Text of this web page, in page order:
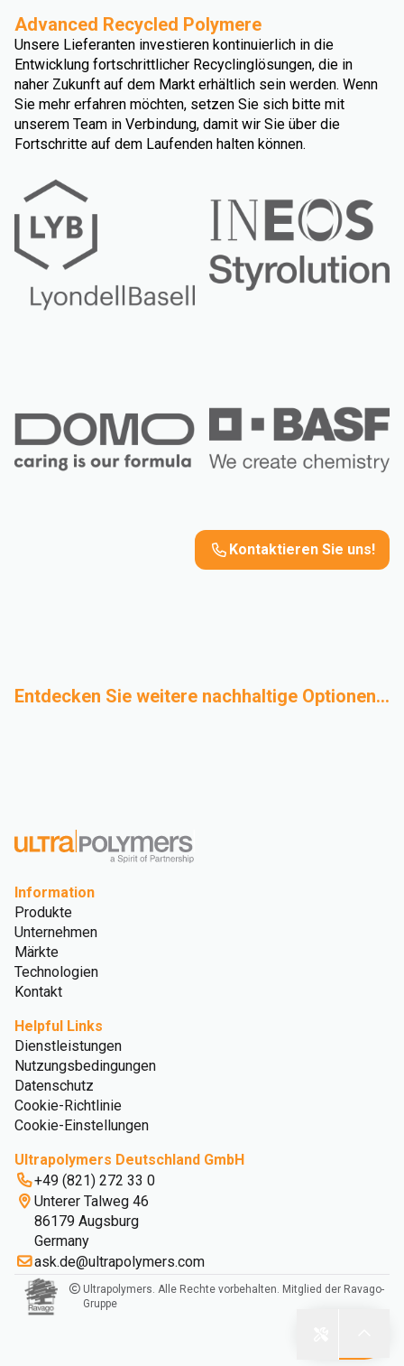
Advanced Recycled Polymere
Unsere Lieferanten investieren kontinuierlich in die
Entwicklung fortschrittlicher Recyclinglösungen, die in
naher Zukunft auf dem Markt erhältlich sein werden. Wenn
Sie mehr erfahren möchten, setzen Sie sich bitte mit
unserem Team in Verbindung, damit wir Sie über die
Fortschritte auf dem Laufenden halten können.
Kontaktieren Sie uns!
Entdecken Sie weitere nachhaltige Optionen...
Information
Produkte
Unternehmen
Märkte
Technologien
Kontakt
Helpful Links
Dienstleistungen
Nutzungsbedingungen
Datenschutz
Cookie-Richtlinie
Cookie-Einstellungen
Ultrapolymers Deutschland GmbH
+49 (821) 272 33 0
Unterer Talweg 46
86179 Augsburg
Germany
ask.de@ultrapolymers.com
Ultrapolymers. Alle Rechte vorbehalten. Mitglied der Ravago-
Gruppe